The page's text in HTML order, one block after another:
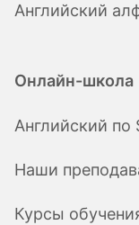
Английский
Онлайн-школа
Английский по
Наши
Курсы